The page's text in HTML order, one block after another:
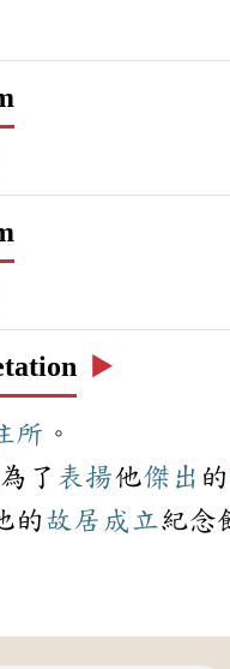
▶️
所 。
為了 表揚他傑出 的
的 故居 成立紀念